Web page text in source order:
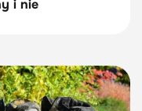
i nie